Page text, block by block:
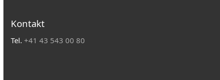
Kontakt
Tel.+41 43 543 00 80